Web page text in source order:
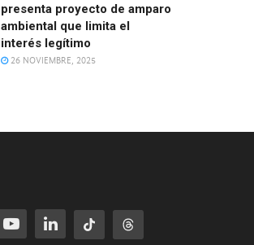
presenta proyecto de amparo
ambiental que limita el
interés legítimo
26 NOVIEMBRE, 2025